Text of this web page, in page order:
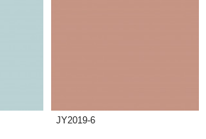
JY2019-6